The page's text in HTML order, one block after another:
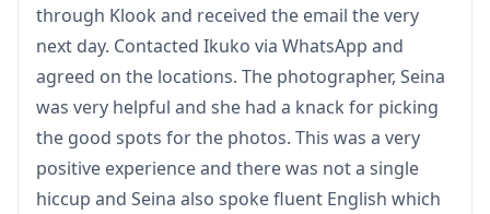
through Klook and received the email the very
next day. Contacted Ikuko via WhatsApp and
agreed on the locations. The photographer, Seina
was very helpful and she had a knack for picking
the good spots for the photos. This was a very
positive experience and there was not a single
hiccup and Seina also spoke fluent English which